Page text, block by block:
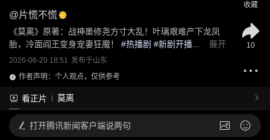
@片慌不慌
《莫离》原著：战神墨修尧方寸大乱！叶璃艰难产下龙凤
胎，冷面阎王变身宠妻狂魔！
#热播剧 #新剧开播... 展开
2026-06-20 18:51 发布于山东
作者声明：个人观点，仅供参考
看正片 莫离
收藏
10
打开腾讯新闻客户端说两句